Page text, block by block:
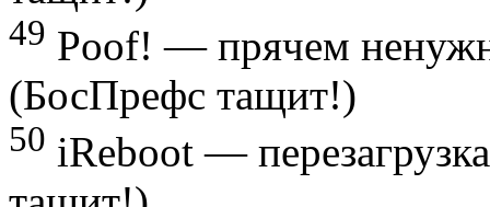
49 Poof! — прячем
(БосПрефс тащит!)
50 iReboot —